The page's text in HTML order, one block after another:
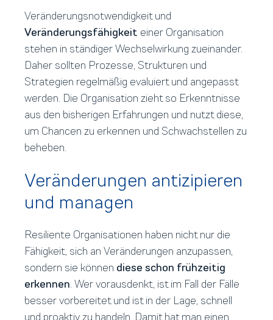
Veränderungsnotwendigkeit und
Veränderungsfähigkeit einer Organisation
stehen in ständiger Wechselwirkung zueinander.
Daher sollten Prozesse, Strukturen und
Strategien regelmäßig evaluiert und angepasst
werden. Die Organisation zieht so Erkenntnisse
aus den bisherigen Erfahrungen und nutzt diese,
um Chancen zu erkennen und Schwachstellen zu
beheben.
Veränderungen antizipieren
und managen
Resiliente Organisationen haben nicht nur die
Fähigkeit, sich an Veränderungen anzupassen,
sondern sie können diese schon frühzeitig
erkennen. Wer vorausdenkt, ist im Fall der Fälle
besser vorbereitet und ist in der Lage, schnell